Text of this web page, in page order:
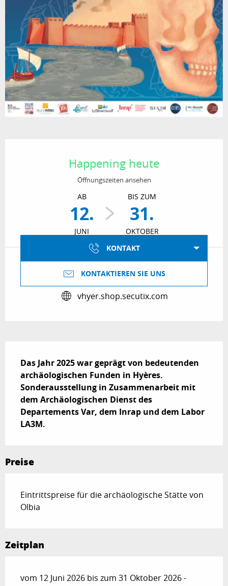
Happening heute
Öffnungszeiten ansehen
AB
12.
JUNI
BIS ZUM
31.
OKTOBER
KONTAKT
KONTAKTIEREN SIE UNS
vhyer.shop.secutix.com
Das Jahr 2025 war geprägt von bedeutenden
archäologischen Funden in Hyères.
Sonderausstellung in Zusammenarbeit mit
dem Archäologischen Dienst des
Departements Var, dem Inrap und dem Labor
LA3M.
Preise
Eintrittspreise für die archäologische Stätte von
Olbia
Zeitplan
vom 12 Juni 2026 bis zum 31 Oktober 2026 -